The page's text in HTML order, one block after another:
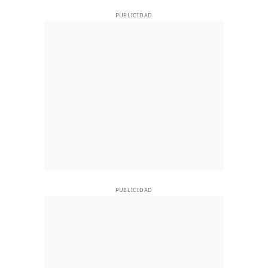
PUBLICIDAD
PUBLICIDAD